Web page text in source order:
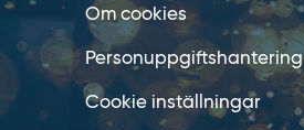
Om cookies
Personuppgiftshantering
Cookie inställningar